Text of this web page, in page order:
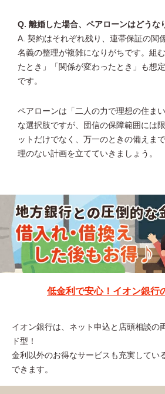
Q. 離婚した場合、ペアローンはどうな
A. 契約はそれぞれ残り、連帯保証の関
名義の整理が複雑になりがちです。組
たとき」「関係が変わったとき」も想
です。
ペアローンは「二人の力で理想の住ま
な選択肢ですが、団信の保障範囲には
ットだけでなく、万一のときの備えま
理のない計画を立てていきましょう。
低金利で安心！イオン銀行
イオン銀行は、ネット申込と店頭相談の
ド型！
金利以外のお得なサービスも充実してい
できます。